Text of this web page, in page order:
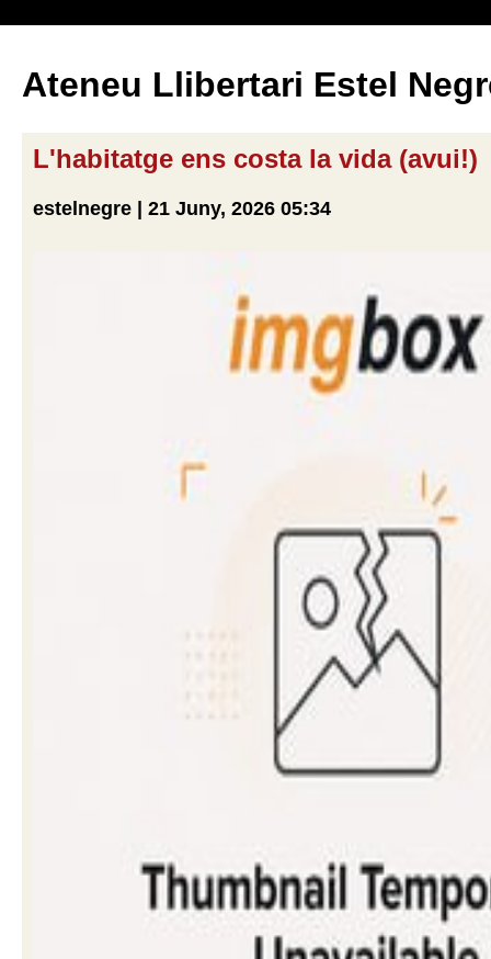
Ateneu Llibertari Estel
L'habitatge ens costa la vida (avui!)
estelnegre | 21 Juny, 2026 05:34